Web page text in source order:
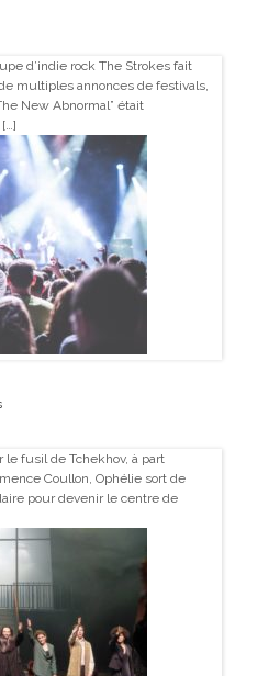
d’indie rock The Strokes fait
multiples annonces de festivals,
New Abnormal” était
le fusil de Tchekhov, à part
Coullon, Ophélie sort de
pour devenir le centre de